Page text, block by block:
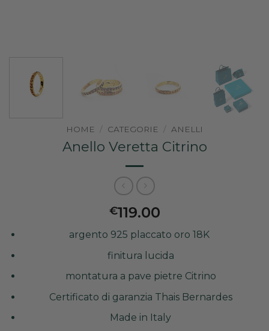
HOME / CATEGORIE / ANELLI
Anello Veretta Citrino
€119.00
argento 925 placcato oro 18K
finitura lucida
montatura a pave pietre Citrino
Certificato di garanzia Thais Bernardes
Made in Italy